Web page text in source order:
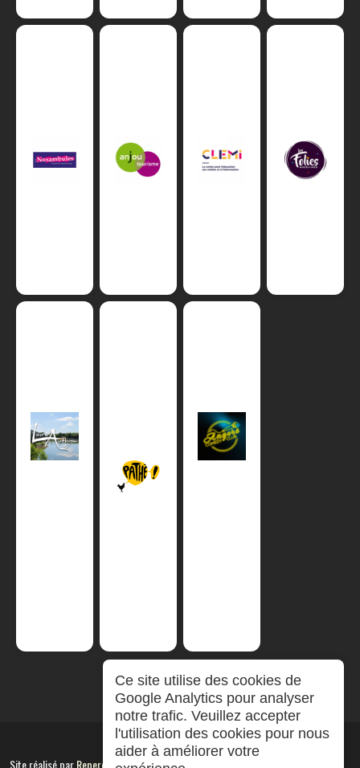
Site réalisé parRepereCom
Ce site utilise des cookies de
Google Analytics pour analyser
notre trafic. Veuillez accepter
l'utilisation des cookies pour nous
aider à améliorer votre